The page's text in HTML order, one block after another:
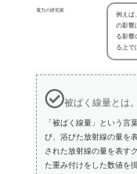
電力の研究家
例えば
の影響
る影響
る上で
被ばく線量とは。
「被ばく線量」という言
び、浴びた放射線の量を
された放射線の量を表す
た重み付けをした数値を